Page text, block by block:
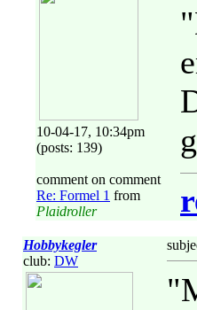
10-04-17, 10:34pm
(posts: 139)
comment on comment
Re: Formel 1 from
Plaidroller
Hobbykegler
club: DW